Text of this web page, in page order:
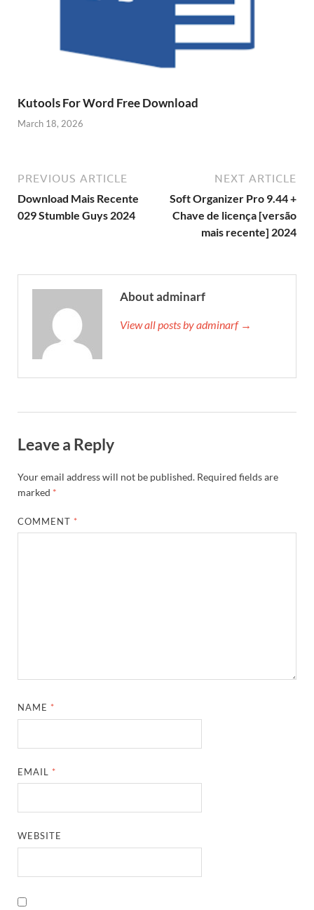
Kutools For Word Free Download
March 18, 2026
PREVIOUS ARTICLE
Download Mais Recente
029 Stumble Guys 2024
NEXT ARTICLE
Soft Organizer Pro 9.44 +
Chave de licença [versão
mais recente] 2024
About adminarf
View all posts by adminarf →
Leave a Reply
Your email address will not be published. Required fields are
marked *
COMMENT *
NAME *
EMAIL *
WEBSITE